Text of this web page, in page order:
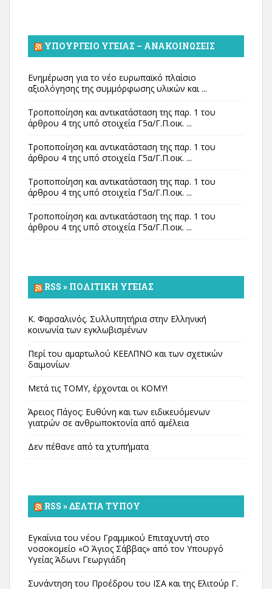
ΥΠΟΥΡΓΕΊΟ ΥΓΕΊΑΣ – ΑΝΑΚΟΙΝΏΣΕΙΣ
Ενημέρωση για το νέο ευρωπαϊκό πλαίσιο
αξιολόγησης της συμμόρφωσης υλικών και ...
Τροποποίηση και αντικατάσταση της παρ. 1 του
άρθρου 4 της υπό στοιχεία Γ5α/Γ.Π.οικ. ...
Τροποποίηση και αντικατάσταση της παρ. 1 του
άρθρου 4 της υπό στοιχεία Γ5α/Γ.Π.οικ. ...
Τροποποίηση και αντικατάσταση της παρ. 1 του
άρθρου 4 της υπό στοιχεία Γ5α/Γ.Π.οικ. ...
Τροποποίηση και αντικατάσταση της παρ. 1 του
άρθρου 4 της υπό στοιχεία Γ5α/Γ.Π.οικ. ...
RSS » ΠΟΛΙΤΙΚΉ ΥΓΕΊΑΣ
Κ. Φαρσαλινός. Συλλυπητήρια στην Ελληνική
κοινωνία των εγκλωβισμένων
Περί του αμαρτωλού ΚΕΕΛΠΝΟ και των σχετικών
δαιμονίων
Μετά τις ΤΟΜΥ, έρχονται οι ΚΟΜΥ!
Άρειος Πάγος: Ευθύνη και των ειδικευόμενων
γιατρών σε ανθρωποκτονία από αμέλεια
Δεν πέθανε από τα χτυπήματα
RSS » ΔΕΛΤΊΑ ΤΎΠΟΥ
Εγκαίνια του νέου Γραμμικού Επιταχυντή στο
νοσοκομείο «Ο Άγιος Σάββας» από τον Υπουργό
Υγείας Άδωνι Γεωργιάδη
Συνάντηση του Προέδρου του ΙΣΑ και της Ελιτούρ Γ.